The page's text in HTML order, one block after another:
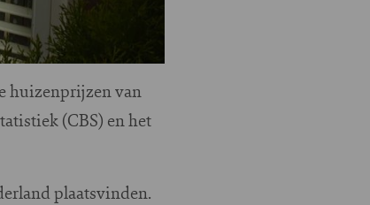
huizenprijzen van
(CBS) en het
plaatsvinden.